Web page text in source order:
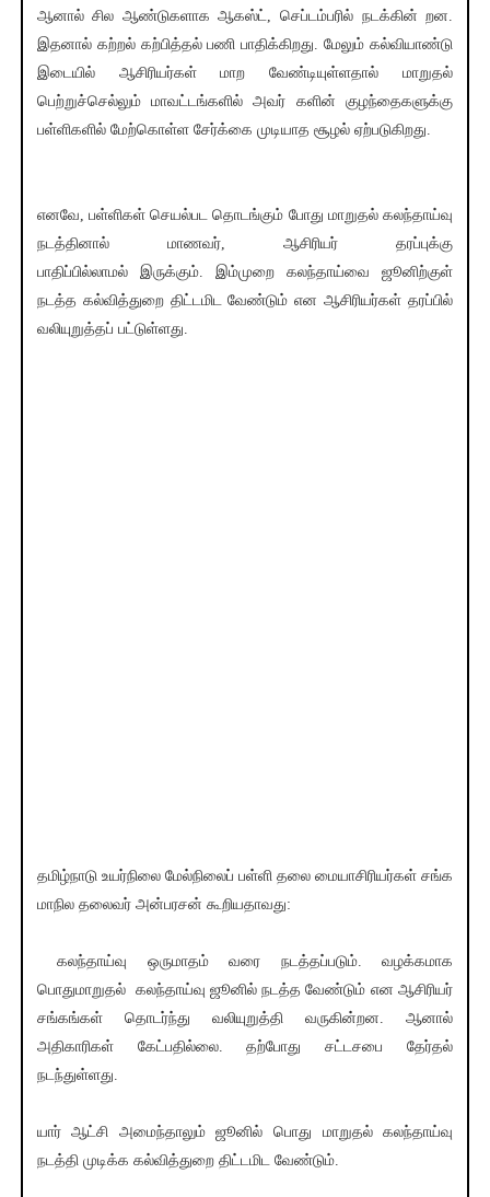
ஆனால் சில ஆண்டுகளாக ஆகஸ்ட், செப்டம்பரில் நடக்கின் றன.
இதனால் கற்றல் கற்பித்தல் பணி பாதிக்கிறது. மேலும் கல்வியாண்டு
இடையில் ஆசிரியர்கள் மாற வேண்டியுள்ளதால் மாறுதல்
பெற்றுச்செல்லும் மாவட்டங்களில் அவர் களின் குழந்தைகளுக்கு
பள்ளிகளில் மேற்கொள்ள சேர்க்கை முடியாத சூழல் ஏற்படுகிறது.
எனவே, பள்ளிகள் செயல்பட தொடங்கும் போது மாறுதல் கலந்தாய்வு
நடத்தினால் மாணவர், ஆசிரியர் தரப்புக்கு
பாதிப்பில்லாமல் இருக்கும். இம்முறை கலந்தாய்வை ஜூனிற்குள்
நடத்த கல்வித்துறை திட்டமிட வேண்டும் என ஆசிரியர்கள் தரப்பில்
வலியுறுத்தப் பட்டுள்ளது.
தமிழ்நாடு உயர்நிலை மேல்நிலைப் பள்ளி தலை மையாசிரியர்கள் சங்க
மாநில தலைவர் அன்பரசன் கூறியதாவது:
கலந்தாய்வு ஒருமாதம் வரை நடத்தப்படும். வழக்கமாக
பொதுமாறுதல் கலந்தாய்வு ஜூனில் நடத்த வேண்டும் என ஆசிரியர்
சங்கங்கள் தொடர்ந்து வலியுறுத்தி வருகின்றன. ஆனால்
அதிகாரிகள் கேட்பதில்லை. தற்போது சட்டசபை தேர்தல்
நடந்துள்ளது.
யார் ஆட்சி அமைந்தாலும் ஜூனில் பொது மாறுதல் கலந்தாய்வு
நடத்தி முடிக்க கல்வித்துறை திட்டமிட வேண்டும்.